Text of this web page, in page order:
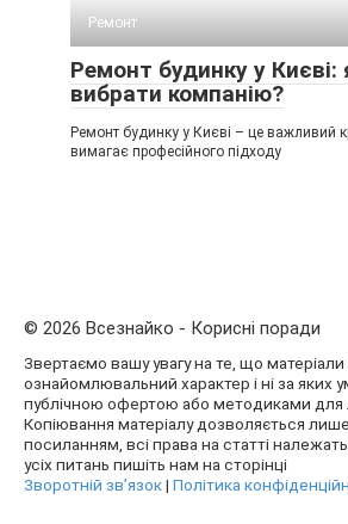
Ремонт
Ремонт будинку у Києві:
вибрати компанію?
Ремонт будинку у Києві – це важливий
вимагає професійного підходу
© 2026 Всезнайко - Корисні поради
Звертаємо вашу увагу на те, що матеріали
ознайомлювальний характер і ні за яких
публічною офертою або методиками для
Копіювання матеріалу дозволяється
посиланням, всі права на статті
усіх питань пишіть нам на сторінці
Зворотній зв’язок| Політика